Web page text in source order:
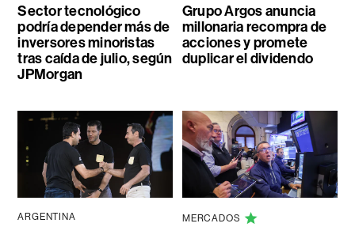
Sector tecnológico
podría depender más de
inversores minoristas
tras caída de julio, según
JPMorgan
Grupo Argos anuncia
millonaria recompra de
acciones y promete
duplicar el dividendo
ARGENTINA MERCADOS